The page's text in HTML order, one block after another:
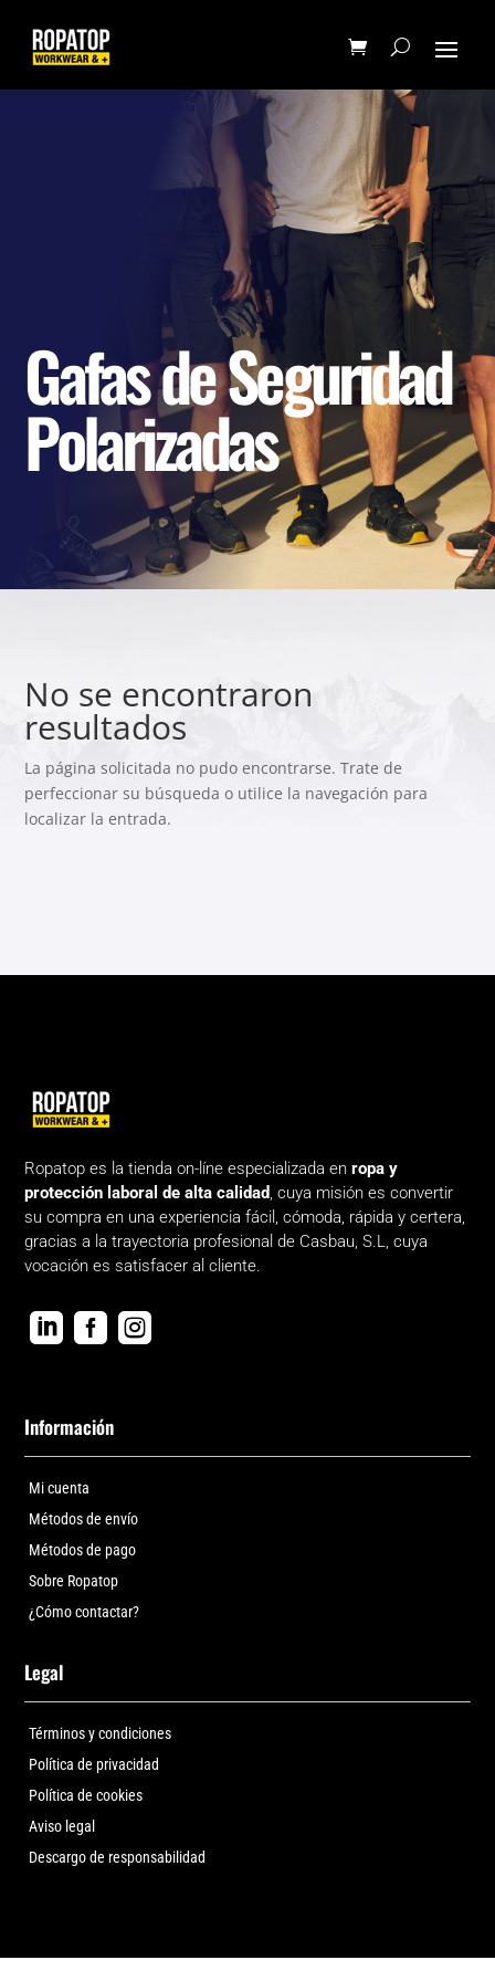
Gafas de Seguridad
Polarizadas
No se encontraron
resultados
La página solicitada no pudo encontrarse. Trate de
perfeccionar su búsqueda o utilice la navegación para
localizar la entrada.
Ropatop es la tienda on-líne especializada enropa y
protección laboral de alta calidad, cuya misión es convertir
su compra en una experiencia fácil, cómoda, rápida y certera,
gracias a la trayectoria profesional de Casbau, S.L, cuya
vocación es satisfacer al cliente.
  
Información
Mi cuenta
Métodos de envío
Métodos de pago
Sobre Ropatop
¿Cómo contactar?
Legal
Términos y condiciones
Política de privacidad
Política de cookies
Aviso legal
Descargo de responsabilidad